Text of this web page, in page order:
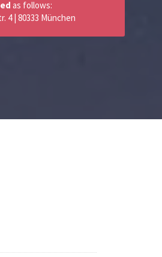
as follows:
4 | 80333 München